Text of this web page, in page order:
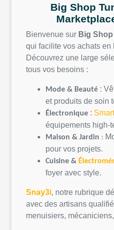
Big Shop
Bienvenue sur Big Shop
qui facilite vos achats en
Découvrez une large
tous vos besoins :
Mode & Beauté :
et produits de soin
Électronique :
équipements high-
Maison & Jardin :
pour vos projets.
Cuisine &
foyer avec style.
Snay3i, notre rubrique
avec des artisans
menuisiers, mécaniciens